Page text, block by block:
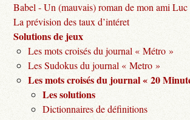
Babel - Un (mauvais) roman de mon ami Luc
La prévision des taux d’intéret
Solutions de jeux
Les mots croisés du journal « Métro »
Les Sudokus du journal « Metro »
Les mots croisés du journal « 20
Les solutions
Dictionnaires de définitions